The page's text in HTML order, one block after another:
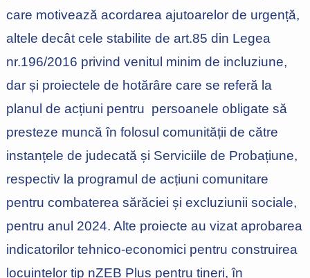
care motivează acordarea ajutoarelor de urgență,
altele decât cele stabilite de art.85 din Legea
nr.196/2016 privind venitul minim de incluziune,
dar și proiectele de hotărâre care se referă la
planul de acțiuni pentru persoanele obligate să
presteze muncă în folosul comunității de către
instanțele de judecată și Serviciile de Probațiune,
respectiv la programul de acțiuni comunitare
pentru combaterea sărăciei și excluziunii sociale,
pentru anul 2024. Alte proiecte au vizat aprobarea
indicatorilor tehnico-economici pentru construirea
locuințelor tip nZEB Plus pentru tineri, în